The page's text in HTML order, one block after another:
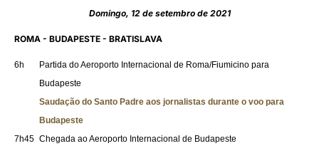
Domingo, 12 de setembro de 2021
ROMA - BUDAPESTE - BRATISLAVA
6h
Partida do Aeroporto Internacional de Roma/Fiumicino para
Budapeste
Saudação do Santo Padre aos jornalistas durante o voo para
Budapeste
7h45 Chegada ao Aeroporto Internacional de Budapeste